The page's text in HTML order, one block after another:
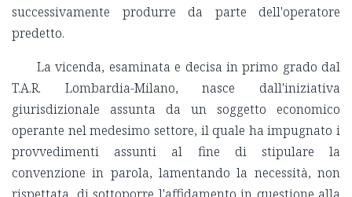
successivamente produrre da parte dell'operatore
predetto.
La vicenda, esaminata e decisa in primo grado dal
T.A.R. Lombardia-Milano, nasce dall'iniziativa
giurisdizionale assunta da un soggetto economico
operante nel medesimo settore, il quale ha impugnato i
provvedimenti assunti al fine di stipulare la
convenzione in parola, lamentando la necessità, non